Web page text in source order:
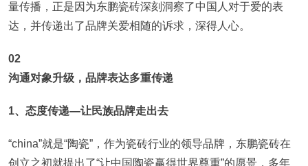
量传播，正是因为东鹏瓷砖深刻洞察了中国人对于爱的表
达，并传递出了品牌关爱相随的诉求，深得人心。
02
沟通对象升级，品牌表达多重传递
1、态度传递—让民族品牌走出去
“china”就是“陶瓷”，作为瓷砖行业的领导品牌，东鹏瓷砖在
创立之初就提出了“让中国陶瓷赢得世界尊重”的愿景，多年